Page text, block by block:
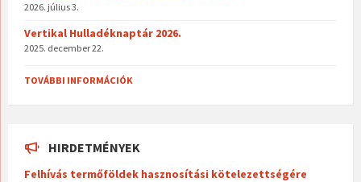
2026. július 3.
Vertikal Hulladéknaptár 2026.
2025. december 22.
TOVÁBBI INFORMÁCIÓK
HIRDETMÉNYEK
Felhívás termőföldek hasznosítási kötelezettségére